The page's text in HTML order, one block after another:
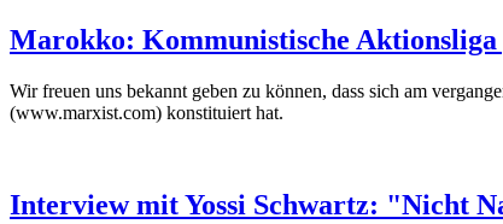
Marokko: Kommunistische Aktionsliga
Wir freuen uns bekannt geben zu können, dass sich am
(www.marxist.com) konstituiert hat.
Interview mit Yossi Schwartz: "Nicht